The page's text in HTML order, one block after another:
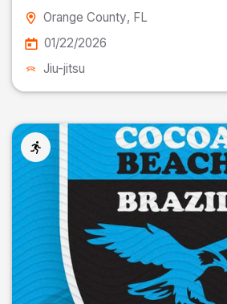
Orange County, FL
01/22/2026
Jiu-jitsu